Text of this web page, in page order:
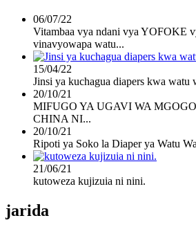
06/07/22
Vitambaa vya ndani vya YOFOKE
vinavyowapa watu...
15/04/22
Jinsi ya kuchagua diapers kwa watu
20/10/21
MIFUGO YA UGAVI WA
CHINA NI...
20/10/21
Ripoti ya Soko la Diaper ya Watu
21/06/21
kutoweza kujizuia ni nini.
jarida